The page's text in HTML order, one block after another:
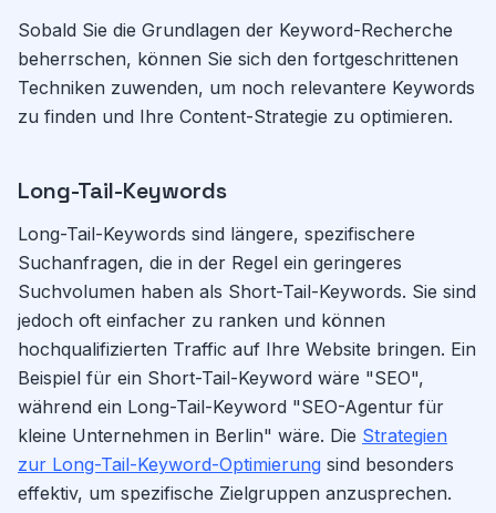
Sobald Sie die Grundlagen der Keyword-Recherche
beherrschen, können Sie sich den fortgeschrittenen
Techniken zuwenden, um noch relevantere Keywords
zu finden und Ihre Content-Strategie zu optimieren.
Long-Tail-Keywords
Long-Tail-Keywords sind längere, spezifischere
Suchanfragen, die in der Regel ein geringeres
Suchvolumen haben als Short-Tail-Keywords. Sie sind
jedoch oft einfacher zu ranken und können
hochqualifizierten Traffic auf Ihre Website bringen. Ein
Beispiel für ein Short-Tail-Keyword wäre "SEO",
während ein Long-Tail-Keyword "SEO-Agentur für
kleine Unternehmen in Berlin" wäre. Die Strategien
zur Long-Tail-Keyword-Optimierung sind besonders
effektiv, um spezifische Zielgruppen anzusprechen.